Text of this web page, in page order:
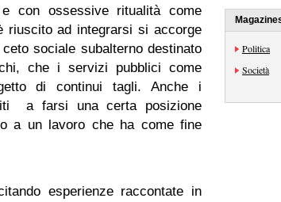
con ossessive ritualità come
riuscito ad integrarsi si accorge
sociale subalterno destinato
che i servizi pubblici come
di continui tagli. Anche i
a farsi una certa posizione
a un lavoro che ha come fine
esperienze raccontate in
Politica
Società